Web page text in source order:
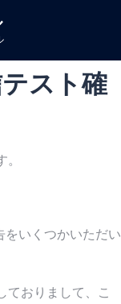
テスト確
をいくつかいただい
ておりまして、こ